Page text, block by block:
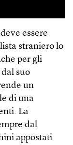
essere
straniero lo
per gli
suo
un
di una
La
dal
appostati